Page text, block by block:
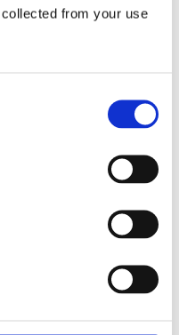
from your use
med tre
fin bukett med.
och du